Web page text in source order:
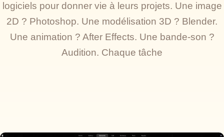
logiciels pour donner vie à leurs projets. Une image
2D ? Photoshop. Une modélisation 3D ? Blender.
Une animation ? After Effects. Une bande-son ?
Audition. Chaque tâche